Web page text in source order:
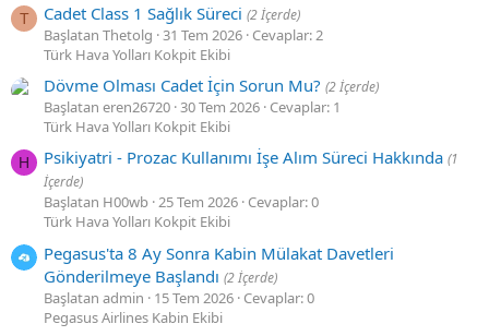
T Cadet Class 1 Sağlık Süreci (2 İçerde)
Başlatan Thetolg 31 Tem 2026 Cevaplar: 2
Türk Hava Yolları Kokpit Ekibi
Dövme Olması Cadet İçin Sorun Mu? (2 İçerde)
Başlatan eren26720 30 Tem 2026 Cevaplar: 1
Türk Hava Yolları Kokpit Ekibi
H Psikiyatri - Prozac Kullanımı İşe Alım Süreci Hakkında (1
İçerde)
Başlatan H00wb 25 Tem 2026 Cevaplar: 0
Türk Hava Yolları Kokpit Ekibi
Pegasus'ta 8 Ay Sonra Kabin Mülakat Davetleri
Gönderilmeye Başlandı (2 İçerde)
Başlatan admin 15 Tem 2026 Cevaplar: 0
Pegasus Airlines Kabin Ekibi